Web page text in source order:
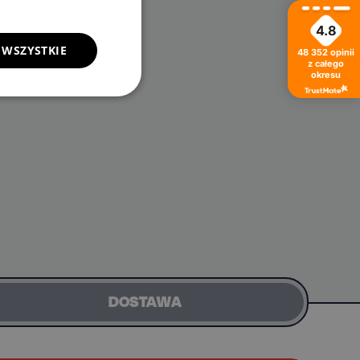
DOSTAWA
4.8
48 352 opinii
z całego
okresu